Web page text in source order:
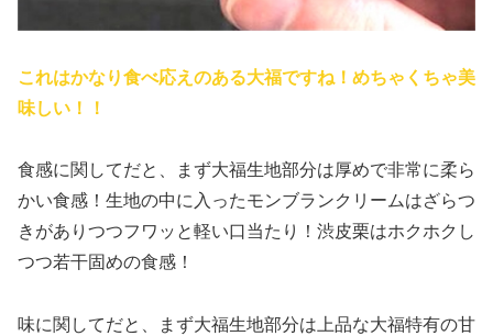
これはかなり食べ応えのある大福ですね！めちゃくちゃ美
味しい！！
食感に関してだと、まず大福生地部分は厚めで非常に柔ら
かい食感！生地の中に入ったモンブランクリームはざらつ
きがありつつフワッと軽い口当たり！渋皮栗はホクホクし
つつ若干固めの食感！
味に関してだと、まず大福生地部分は上品な大福特有の甘